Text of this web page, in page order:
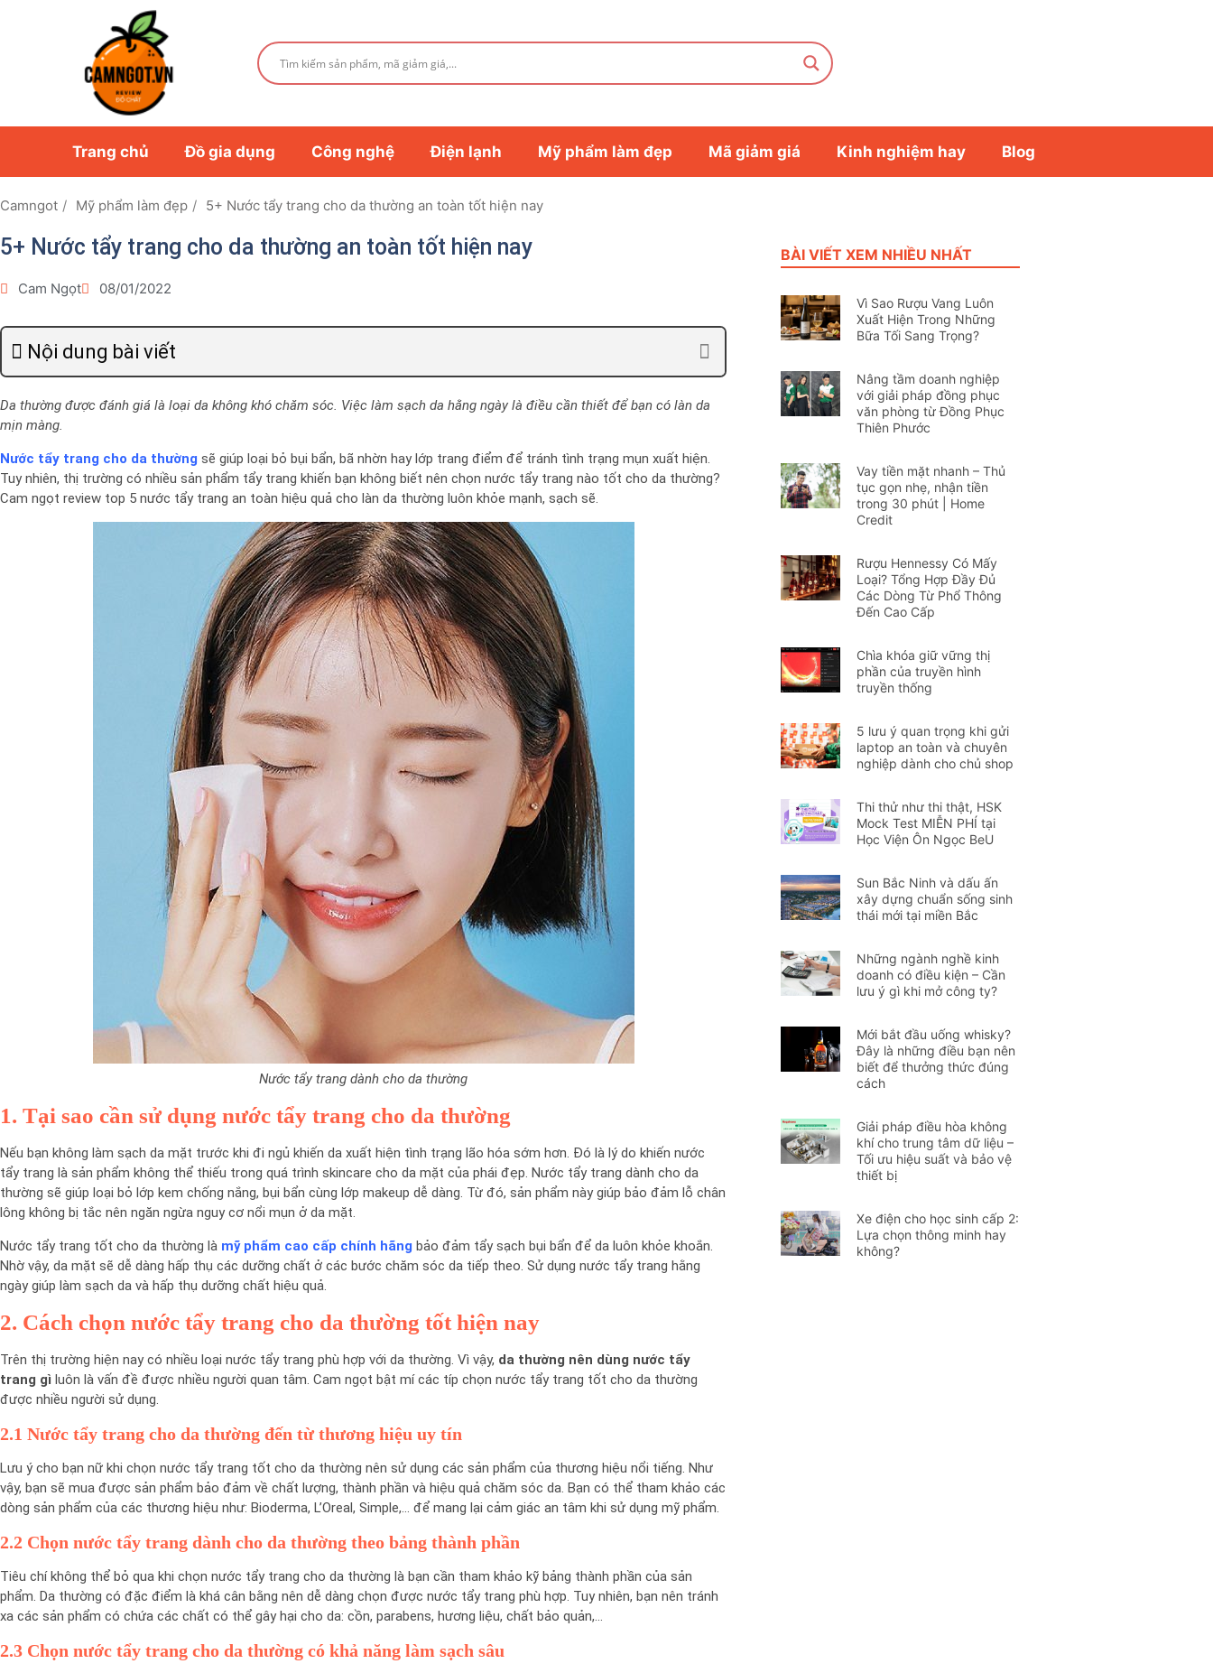
Trang chủ Đồ gia dụng Công nghệ Điện lạnh Mỹ phẩm làm đẹp Mã giảm giá Kinh nghiệm hay Blog
Camngot Mỹ phẩm làm đẹp 5+ Nước tẩy trang cho da thường an toàn tốt hiện nay
5+ Nước tẩy trang cho da thường an toàn tốt hiện nay
Cam Ngọt 08/01/2022
Nội dung bài viết
Da thường được đánh giá là loại da không khó chăm sóc. Việc làm sạch da hằng ngày là điều cần thiết để bạn có làn da
mịn màng.
Nước tẩy trang cho da thường sẽ giúp loại bỏ bụi bẩn, bã nhờn hay lớp trang điểm để tránh tình trạng mụn xuất hiện.
Tuy nhiên, thị trường có nhiều sản phẩm tẩy trang khiến bạn không biết nên chọn nước tẩy trang nào tốt cho da thường?
Cam ngọt review top 5 nước tẩy trang an toàn hiệu quả cho làn da thường luôn khỏe mạnh, sạch sẽ.
Nước tẩy trang dành cho da thường
1. Tại sao cần sử dụng nước tẩy trang cho da thường
Nếu bạn không làm sạch da mặt trước khi đi ngủ khiến da xuất hiện tình trạng lão hóa sớm hơn. Đó là lý do khiến nước
tẩy trang là sản phẩm không thể thiếu trong quá trình skincare cho da mặt của phái đẹp. Nước tẩy trang dành cho da
thường sẽ giúp loại bỏ lớp kem chống nắng, bụi bẩn cùng lớp makeup dễ dàng. Từ đó, sản phẩm này giúp bảo đảm lỗ chân
lông không bị tắc nên ngăn ngừa nguy cơ nổi mụn ở da mặt.
Nước tẩy trang tốt cho da thường là mỹ phẩm cao cấp chính hãng bảo đảm tẩy sạch bụi bẩn để da luôn khỏe khoắn.
Nhờ vậy, da mặt sẽ dễ dàng hấp thụ các dưỡng chất ở các bước chăm sóc da tiếp theo. Sử dụng nước tẩy trang hằng
ngày giúp làm sạch da và hấp thụ dưỡng chất hiệu quả.
2. Cách chọn nước tẩy trang cho da thường tốt hiện nay
Trên thị trường hiện nay có nhiều loại nước tẩy trang phù hợp với da thường. Vì vậy, da thường nên dùng nước tẩy
trang gì luôn là vấn đề được nhiều người quan tâm. Cam ngọt bật mí các típ chọn nước tẩy trang tốt cho da thường
được nhiều người sử dụng.
2.1 Nước tẩy trang cho da thường đến từ thương hiệu uy tín
Lưu ý cho bạn nữ khi chọn nước tẩy trang tốt cho da thường nên sử dụng các sản phẩm của thương hiệu nổi tiếng. Như
vậy, bạn sẽ mua được sản phẩm bảo đảm về chất lượng, thành phần và hiệu quả chăm sóc da. Bạn có thể tham khảo các
dòng sản phẩm của các thương hiệu như: Bioderma, L’Oreal, Simple,… để mang lại cảm giác an tâm khi sử dụng mỹ phẩm.
2.2 Chọn nước tẩy trang dành cho da thường theo bảng thành phần
Tiêu chí không thể bỏ qua khi chọn nước tẩy trang cho da thường là bạn cần tham khảo kỹ bảng thành phần của sản
phẩm. Da thường có đặc điểm là khá cân bằng nên dễ dàng chọn được nước tẩy trang phù hợp. Tuy nhiên, bạn nên tránh
xa các sản phẩm có chứa các chất có thể gây hại cho da: cồn, parabens, hương liệu, chất bảo quản,…
2.3 Chọn nước tẩy trang cho da thường có khả năng làm sạch sâu
BÀI VIẾT XEM NHIỀU NHẤT
Vì Sao Rượu Vang Luôn
Xuất Hiện Trong Những
Bữa Tối Sang Trọng?
Nâng tầm doanh nghiệp
với giải pháp đồng phục
văn phòng từ Đồng Phục
Thiên Phước
Vay tiền mặt nhanh – Thủ
tục gọn nhẹ, nhận tiền
trong 30 phút | Home
Credit
Rượu Hennessy Có Mấy
Loại? Tổng Hợp Đầy Đủ
Các Dòng Từ Phổ Thông
Đến Cao Cấp
Chìa khóa giữ vững thị
phần của truyền hình
truyền thống
5 lưu ý quan trọng khi gửi
laptop an toàn và chuyên
nghiệp dành cho chủ shop
Thi thử như thi thật, HSK
Mock Test MIỄN PHÍ tại
Học Viện Ôn Ngọc BeU
Sun Bắc Ninh và dấu ấn
xây dựng chuẩn sống sinh
thái mới tại miền Bắc
Những ngành nghề kinh
doanh có điều kiện – Cần
lưu ý gì khi mở công ty?
Mới bắt đầu uống whisky?
Đây là những điều bạn nên
biết để thưởng thức đúng
cách
Giải pháp điều hòa không
khí cho trung tâm dữ liệu –
Tối ưu hiệu suất và bảo vệ
thiết bị
Xe điện cho học sinh cấp 2:
Lựa chọn thông minh hay
không?